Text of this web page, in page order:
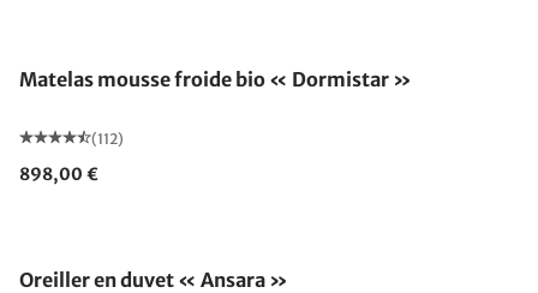
Matelas mousse froide bio « Dormistar »
(112)
898,00 €
Oreiller en duvet « Ansara »